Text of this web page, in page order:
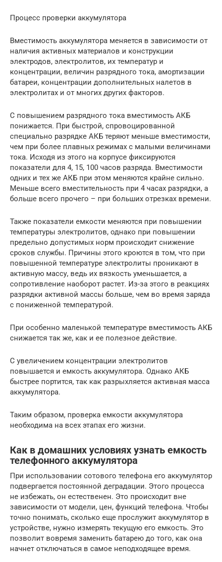
Процесс проверки аккумулятора
Вместимость аккумулятора меняется в зависимости от
наличия активных материалов и конструкции
электродов, электролитов, их температур и
концентрации, величин разрядного тока, амортизации
батареи, концентрации дополнительных налетов в
электролитах и от многих других факторов.
С повышением разрядного тока вместимость АКБ
понижается. При быстрой, спровоцированной
специально разрядке АКБ теряют меньше вместимости,
чем при более плавных режимах с малыми величинами
тока. Исходя из этого на корпусе фиксируются
показатели для 4, 15, 100 часов разряда. Вместимости
одних и тех же АКБ при этом меняются крайне сильно.
Меньше всего вместительность при 4 часах разрядки, а
больше всего прочего – при больших отрезках времени.
Также показатели емкости меняются при повышении
температуры электролитов, однако при повышении
предельно допустимых норм происходит снижение
сроков службы. Причины этого кроются в том, что при
повышенной температуре электролиты проникают в
активную массу, ведь их вязкость уменьшается, а
сопротивление наоборот растет. Из-за этого в реакциях
разрядки активной массы больше, чем во время заряда
с пониженной температурой.
При особенно маленькой температуре вместимость АКБ
снижается так же, как и ее полезное действие.
С увеличением концентрации электролитов
повышается и емкость аккумулятора. Однако АКБ
быстрее портится, так как разрыхляется активная масса
аккумулятора.
Таким образом, проверка емкости аккумулятора
необходима на всех этапах его жизни.
Как в домашних условиях узнать емкость
телефонного аккумулятора
При использовании сотового телефона его аккумулятор
подвергается постоянной деградации. Этого процесса
не избежать, он естественен. Это происходит вне
зависимости от модели, цен, функций телефона. Чтобы
точно понимать, сколько еще прослужит аккумулятор в
устройстве, нужно измерять текущую его емкость. Это
позволит вовремя заменить батарею до того, как она
начнет отключаться в самое неподходящее время.